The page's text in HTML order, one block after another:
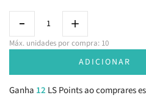
Máx. unidades por compra: 10
ADICIONAR
Ganha 12 LS Points ao comprares